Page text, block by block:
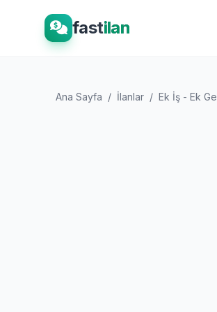
fastilan
Ana Sayfa / İlanlar / Ek İş - Ek